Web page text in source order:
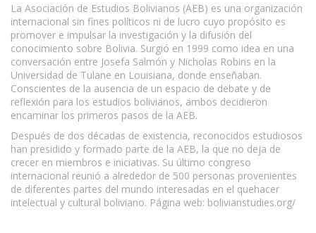
La Asociación de Estudios Bolivianos (AEB) es una organización
internacional sin fines políticos ni de lucro cuyo propósito es
promover e impulsar la investigación y la difusión del
conocimiento sobre Bolivia. Surgió en 1999 como idea en una
conversación entre Josefa Salmón y Nicholas Robins en la
Universidad de Tulane en Louisiana, donde enseñaban.
Conscientes de la ausencia de un espacio de debate y de
reflexión para los estudios bolivianos, ambos decidieron
encaminar los primeros pasos de la AEB.
Después de dos décadas de existencia, reconocidos estudiosos
han presidido y formado parte de la AEB, la que no deja de
crecer en miembros e iniciativas. Su último congreso
internacional reunió a alrededor de 500 personas provenientes
de diferentes partes del mundo interesadas en el quehacer
intelectual y cultural boliviano. Página web: bolivianstudies.org/